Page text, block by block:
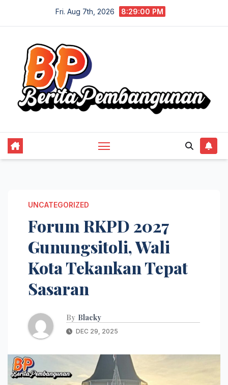
Fri. Aug 7th, 2026 8:29:00 PM
UNCATEGORIZED
Forum RKPD 2027
Gunungsitoli, Wali
Kota Tekankan Tepat
Sasaran
By Blacky
DEC 29, 2025